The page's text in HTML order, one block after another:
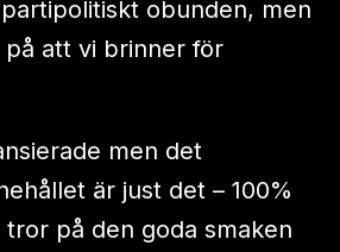
obunden, men
på att vi brinner för
men det
är just det – 100%
på den goda smaken